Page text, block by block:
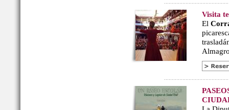
Visita
El